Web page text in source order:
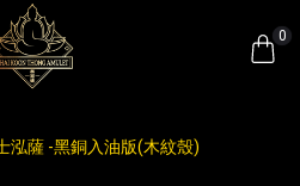
0
泓薩 -黑銅入油版(木紋殼)